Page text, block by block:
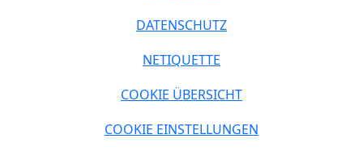
DATENSCHUTZ
NETIQUETTE
COOKIE ÜBERSICHT
COOKIE EINSTELLUNGEN